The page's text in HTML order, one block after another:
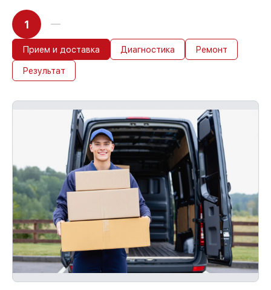
1
Прием и доставка Диагностика Ремонт
Результат